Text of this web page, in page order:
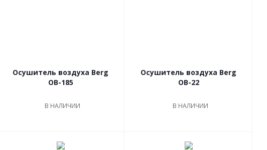
Осушитель воздуха Berg
OB-185
В НАЛИЧИИ
Осушитель воздуха Berg
OB-22
В НАЛИЧИИ